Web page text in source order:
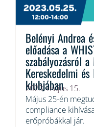
Belényi Andrea
előadása a
szabályozásról
Kereskedelmi
klubjában
2023. május 15.
Május 25-én
compliance
erőpróbákkal jár.